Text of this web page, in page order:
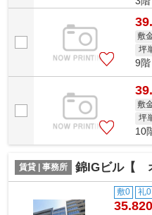
敷
坪
9
敷
坪
10
賃貸 | 事務所 錦IGビル【
敷0 礼0